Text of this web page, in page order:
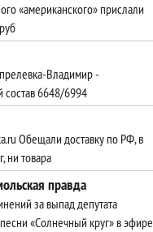
«американского» прислали
Владимир -
состав 6648/6994
Обещали доставку по РФ, в
ни товара
правда
за выпад депутата
«Солнечный круг» в эфире